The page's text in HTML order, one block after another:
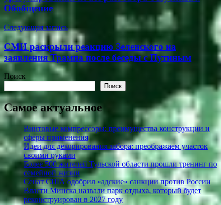
Обобщение
Следующая запись
СМИ раскрыли реакцию Зеленского на
заявления Трампа после беседы с Путиным
Поиск
Поиск
Самое актуальное
Винтовые компрессоры: преимущества конструкции и
сферы применения
Идеи для декорирования забора: преображаем участок
своими руками
Более 500 жителей Тульской области прошли тренинг по
семейной жизни
Сенат США одобрил «адские» санкции против России
Власти Минска назвали парк отдыха, который будет
реконструирован в 2027 году